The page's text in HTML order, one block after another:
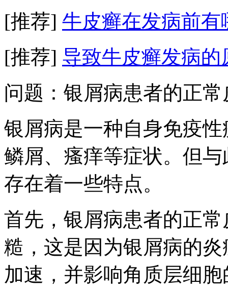
[推荐] 牛皮癣在发病前有
[推荐] 导致牛皮癣发病的
问题：银屑病患者的正
银屑病是一种自身免疫
鳞屑、瘙痒等症状。但
存在着一些特点。
首先，银屑病患者的正
糙，这是因为银屑病的
加速，并影响角质层细